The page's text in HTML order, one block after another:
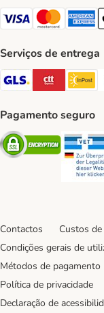
Visa Payment Method
Mastercard
Serviços de entrega
GLS Shipping
Pagamento seguro
Security
Contactos Custos
Condições gerais de
Métodos de pagamento
Política de privacidade
Declaração de